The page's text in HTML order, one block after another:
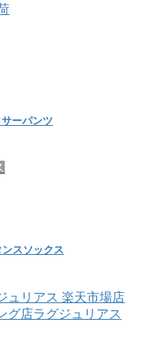
ーパンツ
スソックス
ュリアス 楽天市場店
ラグジュリアス